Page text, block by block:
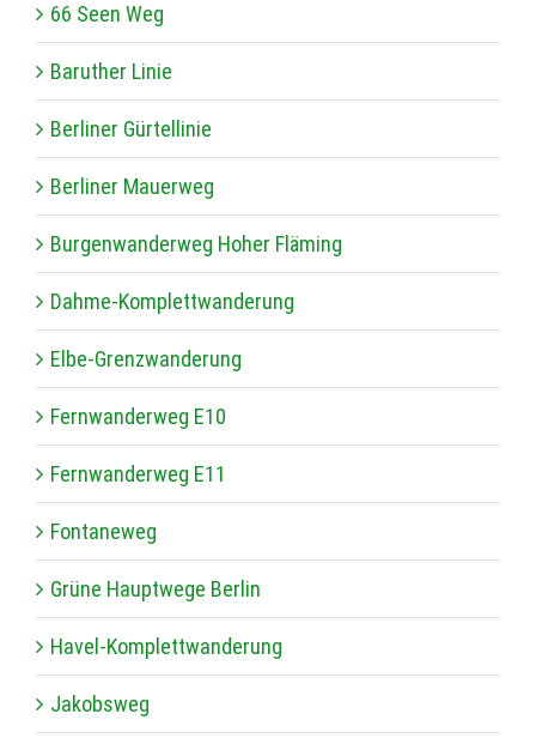
66 Seen Weg
Baru­ther Linie
Ber­li­ner Gürtellinie
Ber­li­ner Mauerweg
Bur­gen­wan­der­weg Hoher Fläming
Dahme-Kom­plett­wan­de­rung
Elbe-Grenz­wan­de­rung
Fern­wan­der­weg E10
Fern­wan­der­weg E11
Fon­ta­ne­weg
Grüne Haupt­wege Berlin
Havel-Kom­plett­wan­de­rung
Jakobs­weg